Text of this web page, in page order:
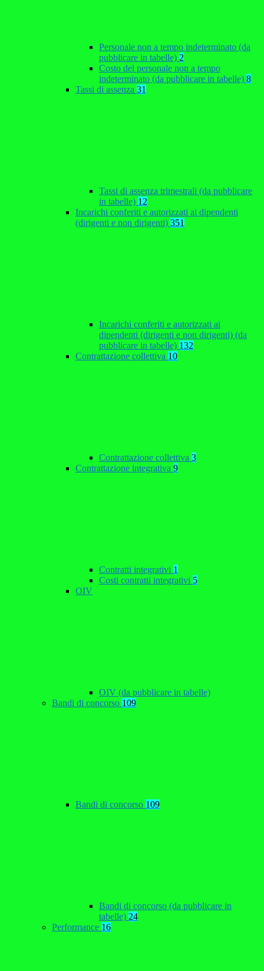
Personale non a tempo indeterminato (da
pubblicare in tabelle) 2
Costo del personale non a tempo
indeterminato (da pubblicare in tabelle) 8
Tassi di assenza 31
Tassi di assenza trimestrali (da pubblicare
in tabelle) 12
Incarichi conferiti e autorizzati ai dipendenti
(dirigenti e non dirigenti) 351
Incarichi conferiti e autorizzati ai
dipendenti (dirigenti e non dirigenti) (da
pubblicare in tabelle) 132
Contrattazione collettiva 10
Contrattazione collettiva 3
Contrattazione integrativa 9
Contratti integrativi 1
Costi contratti integrativi 5
OIV
OIV (da pubblicare in tabelle)
Bandi di concorso 109
Bandi di concorso 109
Bandi di concorso (da pubblicare in
tabelle) 24
Performance 16